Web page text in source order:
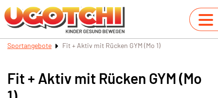
Sportangebote Fit + Aktiv mit Rücken GYM (Mo 1)
Fit + Aktiv mit Rücken GYM (Mo